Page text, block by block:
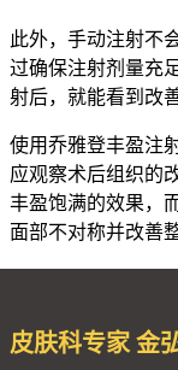
此外，手动注射不
过确保注射剂量充
射后，就能看到改
使用乔雅登丰盈注
应观察术后组织的
丰盈饱满的效果，
面部不对称并改善
皮肤科专家 金